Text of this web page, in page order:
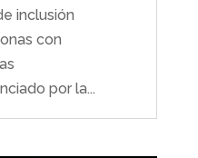
inclusión
con
por la...